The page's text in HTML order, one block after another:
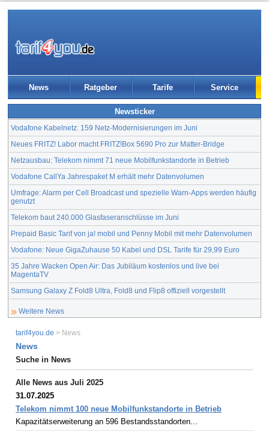
News Ratgeber Tarife Service
Newsticker
Vodafone Kabelnetz: 159 Netz-Modernisierungen im Juni
Neues FRITZ! Labor macht FRITZ!Box 5690 Pro zur Matter-Bridge
Netzausbau: Telekom nimmt 71 neue Mobilfunkstandorte in Betrieb
Vodafone CallYa Jahrespaket M erhält mehr Datenvolumen
Umfrage: Alarm per Cell Broadcast und spezielle Warn-Apps werden häufig
genutzt
Telekom baut 240.000 Glasfaseranschlüsse im Juni
Prepaid Basic Tarif von ja! mobil und Penny Mobil mit mehr Datenvolumen
Vodafone: Neue GigaZuhause 50 Kabel und DSL Tarife für 29,99 Euro
35 Jahre Wacken Open Air: Das Jubiläum kostenlos und live bei
MagentaTV
Samsung Galaxy Z Fold8 Ultra, Fold8 und Flip8 offiziell vorgestellt
Weitere News
tarif4you.de > News
News
Suche in News
Alle News aus Juli 2025
31.07.2025
Telekom nimmt 100 neue Mobilfunkstandorte in Betrieb
Kapazitätserweiterung an 596 Bestandsstandorten...